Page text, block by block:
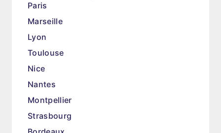
Paris
Marseille
Lyon
Toulouse
Nice
Nantes
Montpellier
Strasbourg